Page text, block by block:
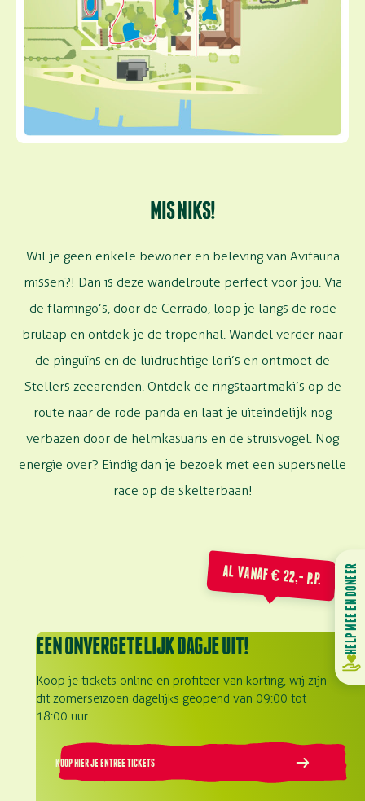
MIS NIKS!
Wil je geen enkele bewoner en beleving van Avifauna
missen?! Dan is deze wandelroute perfect voor jou. Via
de flamingo’s, door de Cerrado, loop je langs de rode
brulaap en ontdek je de tropenhal. Wandel verder naar
de pinguïns en de luidruchtige lori’s en ontmoet de
Stellers zeearenden. Ontdek de ringstaartmaki’s op de
route naar de rode panda en laat je uiteindelijk nog
verbazen door de helmkasuaris en de struisvogel. Nog
energie over? Eindig dan je bezoek met een supersnelle
race op de skelterbaan!
AL VANAF € 22,- P.P.
EEN ONVERGETELIJK DAGJE UIT!
Koop je tickets online en profiteer van korting, wij zijn
dit zomerseizoen dagelijks geopend van 09:00 tot
18:00 uur .
KOOP HIER JE ENTREE TICKETS
HELP MEE EN DONEER